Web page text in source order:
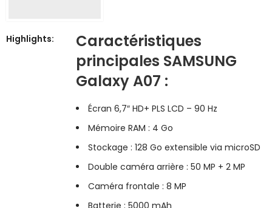
Highlights:
Caractéristiques
principales SAMSUNG
Galaxy A07 :
Écran 6,7″ HD+ PLS LCD – 90 Hz
Mémoire RAM : 4 Go
Stockage : 128 Go extensible via microSD
Double caméra arrière : 50 MP + 2 MP
Caméra frontale : 8 MP
Batterie : 5000 mAh